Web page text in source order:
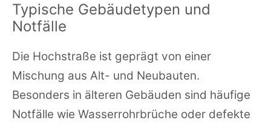
Typische Gebäudetypen und
Notfälle
Die Hochstraße ist geprägt von einer
Mischung aus Alt- und Neubauten.
Besonders in älteren Gebäuden sind häufige
Notfälle wie Wasserrohrbrüche oder defekte